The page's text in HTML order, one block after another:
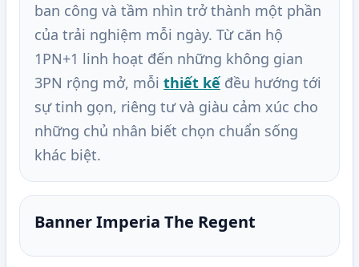
ban công và tầm nhìn trở thành một phần
của trải nghiệm mỗi ngày. Từ căn hộ
1PN+1 linh hoạt đến những không gian
3PN rộng mở, mỗi thiết kế đều hướng tới
sự tinh gọn, riêng tư và giàu cảm xúc cho
những chủ nhân biết chọn chuẩn sống
khác biệt.
Banner Imperia The Regent